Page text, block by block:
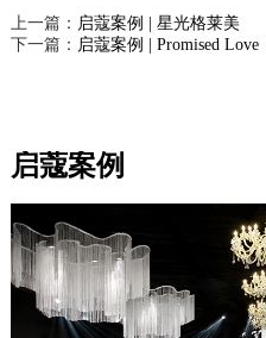
上一篇： 启蔻案例 | 星光格莱美
下一篇： 启蔻案例 | Promised Love
启蔻案例